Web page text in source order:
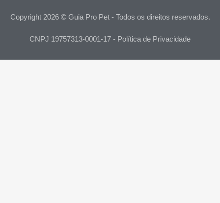
Copyright 2026 © Guia Pro Pet - Todos os direitos reservados.
CNPJ 19757313-0001-17 - Política de Privacidade